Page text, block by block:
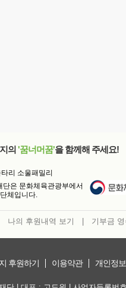
의 '꿈너머꿈'을 함께해 주세요!
리 소울패밀리
단은 문화체육관광부에서
체입니다.
나의 후원내역 보기 기부금
후원하기 이용약관 개인정